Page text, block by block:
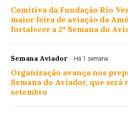
Comitiva da Fundação Rio
maior feira de aviação da
fortalecer a 2ª Semana do
Semana Aviador Há 1 semana
Organização avança nos
Semana do Aviador, que será
setembro